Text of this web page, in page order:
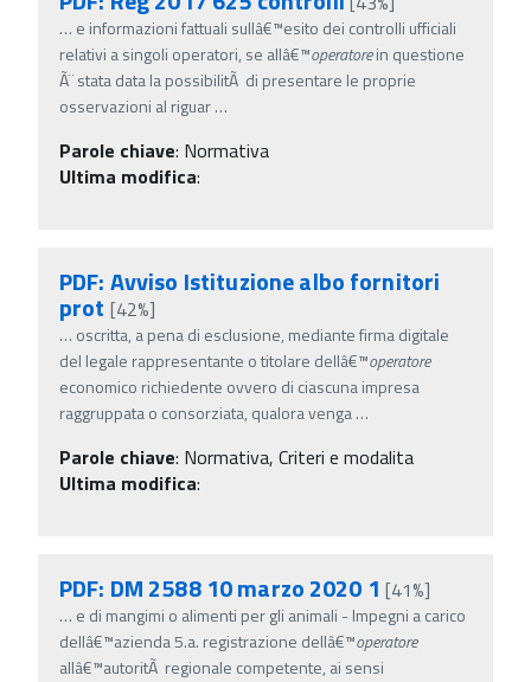
… e informazioni fattuali sullâ€™esito dei controlli ufficiali
relativi a singoli operatori, se allâ€™operatorein questione
Ã¨ stata data la possibilitÃ di presentare le proprie
osservazioni al riguar…
Parole chiave: Normativa
Ultima modifica:
PDF: Avviso Istituzione albo fornitori
prot [42%]
… oscritta, a pena di esclusione, mediante firma digitale
del legale rappresentante o titolare dellâ€™operatore
economico richiedente ovvero di ciascuna impresa
raggruppata o consorziata, qualora venga…
Parole chiave: Normativa, Criteri e modalita
Ultima modifica:
PDF: DM 2588 10 marzo 2020 1[41%]
… e di mangimi o alimenti per gli animali - Impegni a carico
dellâ€™azienda 5.a. registrazione dellâ€™operatore
allâ€™autoritÃ regionale competente, ai sensi